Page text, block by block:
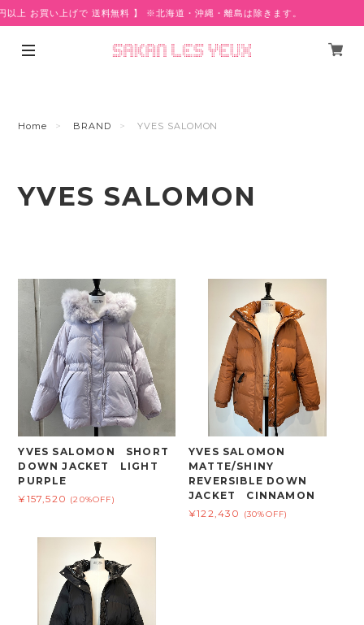
上 お買い上げで 送料無料 】 ※北海道・沖縄・離島は除きます。
Home BRAND YVES SALOMON
YVES SALOMON
YVES SALOMON SHORT
DOWN JACKET LIGHT
PURPLE
¥157,520 (20%OFF)
YVES SALOMON
MATTE/SHINY
REVERSIBLE DOWN
JACKET CINNAMON
¥122,430
(30%OFF)